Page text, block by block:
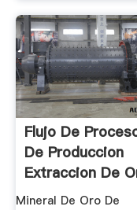
Flujo De
De Produccion
Extraccion De
Mineral De Oro De